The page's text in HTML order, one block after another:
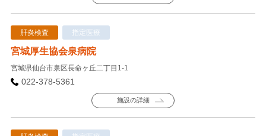
肝炎検査 指定医療
宮城厚生協会泉病院
宮城県仙台市泉区長命ヶ丘二丁目1-1
022-378-5361
施設の詳細